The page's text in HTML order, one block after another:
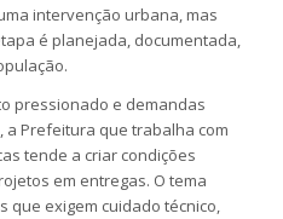
intervenção urbana, mas
é planejada, documentada,
pressionado e demandas
Prefeitura que trabalha com
tende a criar condições
em entregas. O tema
que exigem cuidado técnico,